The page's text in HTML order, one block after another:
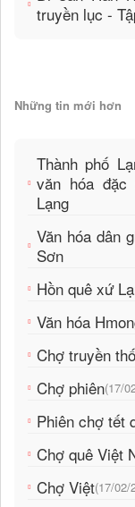
truyền lục -
Những tin mới hơn
Thành phố
văn hóa
Lạng
Văn hóa dân
Sơn
Hồn quê xứ
Văn hóa
Chợ truyền
Chợ phiên(17/
Phiên chợ tết
Chợ quê Việt
Chợ Việt(17/02/